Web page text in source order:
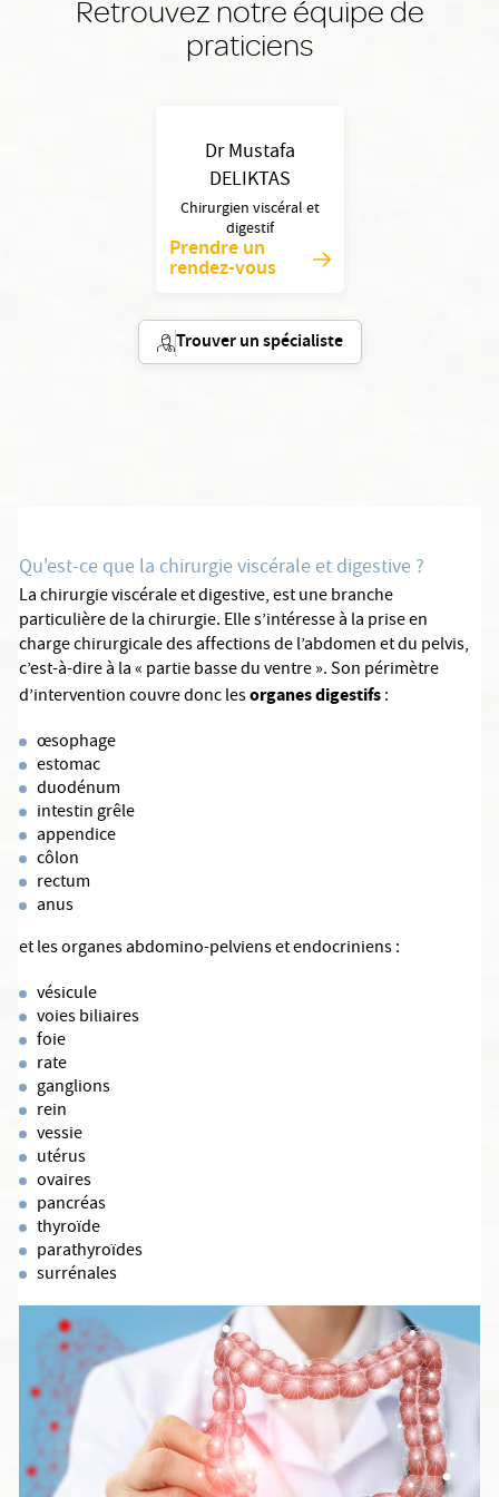
Retrouvez notre équipe de
praticiens
Dr Mustafa
DELIKTAS
Chirurgien viscéral et
digestif
Prendre un
rendez-vous
Trouver un spécialiste
Qu'est-ce que la chirurgie viscérale et digestive ?
La chirurgie viscérale et digestive, est une branche
particulière de la chirurgie. Elle s’intéresse à la prise en
charge chirurgicale des affections de l’abdomen et du pelvis,
c’est-à-dire à la « partie basse du ventre ». Son périmètre
d’intervention couvre donc lesorganes digestifs:
œsophage
estomac
duodénum
intestin grêle
appendice
côlon
rectum
anus
et les organes abdomino-pelviens et endocriniens :
vésicule
voies biliaires
foie
rate
ganglions
rein
vessie
utérus
ovaires
pancréas
thyroïde
parathyroïdes
surrénales